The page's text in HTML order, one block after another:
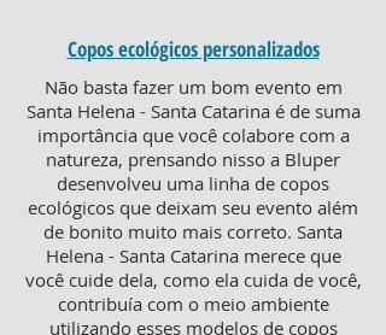
Copos ecológicos personalizados
Não basta fazer um bom evento em
Santa Helena - Santa Catarina é de suma
importância que você colabore com a
natureza, prensando nisso a Bluper
desenvolveu uma linha de copos
ecológicos que deixam seu evento além
de bonito muito mais correto. Santa
Helena - Santa Catarina merece que
você cuide dela, como ela cuida de você,
contribuía com o meio ambiente
utilizando esses modelos de copos